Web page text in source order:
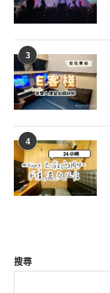
3
4
搜尋